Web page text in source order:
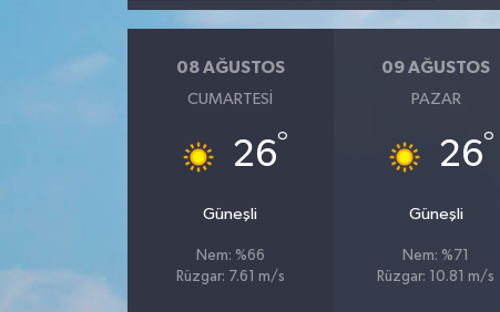
08 AĞUSTOS
CUMARTESI
26°
Güneşli
Nem: %66
Rüzgar: 7.61 m/s
09 AĞUSTOS
PAZAR
26°
Güneşli
Nem: %71
Rüzgar: 10.81 m/s